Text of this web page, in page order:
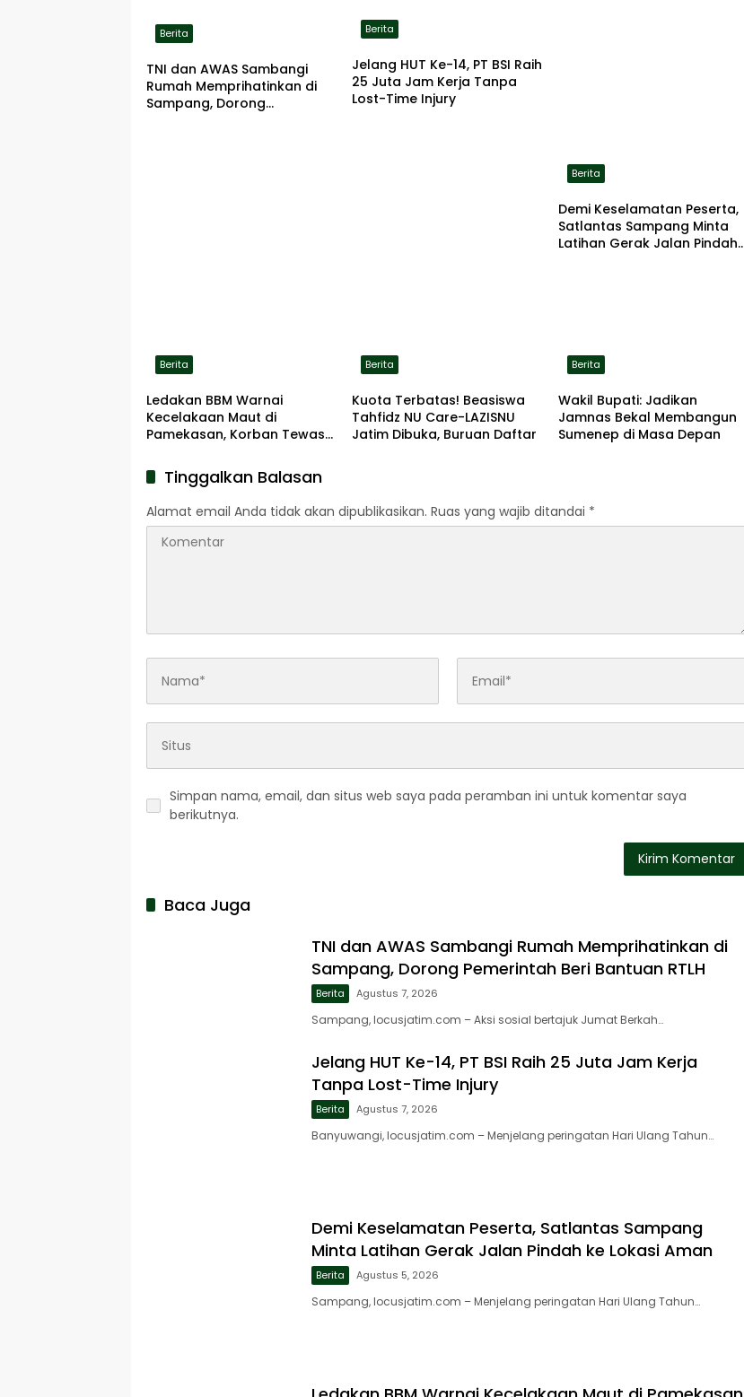
Berita
TNI dan AWAS Sambangi
Rumah Memprihatinkan di
Sampang, Dorong
Berita
Jelang HUT Ke-14, PT BSI Raih
25 Juta Jam Kerja Tanpa
Lost-Time Injury
Berita
Demi Keselamatan Peserta,
Satlantas Sampang Minta
Latihan Gerak Jalan Pindah
Berita
Ledakan BBM Warnai
Kecelakaan Maut di
Pamekasan, Korban Tewas
Berita
Kuota Terbatas! Beasiswa
Tahfidz NU Care-LAZISNU
Jatim Dibuka, Buruan Daftar
Berita
Wakil Bupati: Jadikan
Jamnas Bekal Membangun
Sumenep di Masa Depan
Tinggalkan Balasan
Alamat email Anda tidak akan dipublikasikan. Ruas yang wajib ditandai *
Simpan nama, email, dan situs web saya pada peramban ini untuk komentar saya
berikutnya.
Baca Juga
TNI dan AWAS Sambangi Rumah Memprihatinkan di
Sampang, Dorong Pemerintah Beri Bantuan RTLH
Berita Agustus 7, 2026
Sampang, locusjatim.com – Aksi sosial bertajuk Jumat Berkah…
Jelang HUT Ke-14, PT BSI Raih 25 Juta Jam Kerja
Tanpa Lost-Time Injury
Berita Agustus 7, 2026
Banyuwangi, locusjatim.com – Menjelang peringatan Hari Ulang Tahun…
Demi Keselamatan Peserta, Satlantas Sampang
Minta Latihan Gerak Jalan Pindah ke Lokasi Aman
Berita Agustus 5, 2026
Sampang, locusjatim.com – Menjelang peringatan Hari Ulang Tahun…